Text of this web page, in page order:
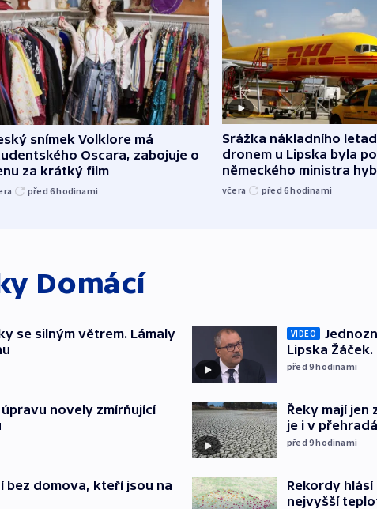
snímek Volklore má
Oscara, zabojuje o
za krátký film
před 6hodinami
Srážka nákladního
dronem u Lipska byla
německého ministra
včera před 6hodinami
Domácí
se silným větrem. Lámaly
novely zmírňující
bez domova, kteří jsou na
VIDEO
Lipska
před 9hodinami
Řeky mají
je i v
před 9hodinami
Rekordy
nejvyšší